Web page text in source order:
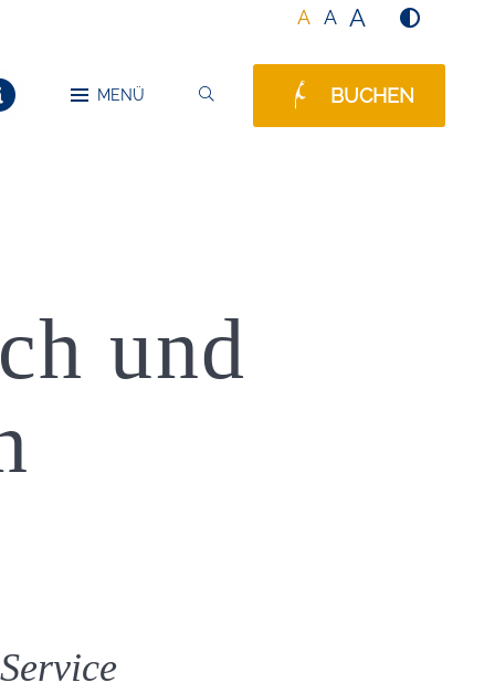
A A A
MENÜ BUCHEN
und